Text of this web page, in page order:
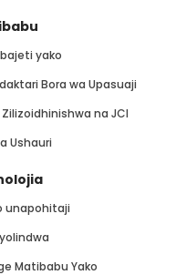
yako
Bora wa Upasuaji
Zilizoidhinishwa na JCI
Ushauri
unapohitaji
Matibabu Yako